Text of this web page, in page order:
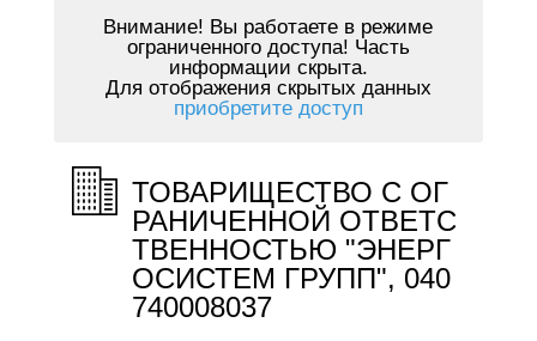
Внимание! Вы работаете в режиме
ограниченного доступа! Часть
информации скрыта.
Для отображения скрытых данных
приобретите доступ
ТОВАРИЩЕСТВО С ОГ
РАНИЧЕННОЙ ОТВЕТС
ТВЕННОСТЬЮ "ЭНЕРГ
ОСИСТЕМ ГРУПП", 040
740008037